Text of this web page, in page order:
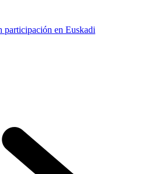
participación en Euskadi